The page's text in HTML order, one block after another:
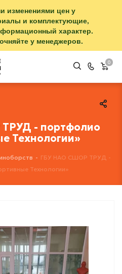
изменениями цен у
и комплектующие,
характер.
у менеджеров.
0
- портфолио
Технологии»
- ГБУ НАО СШОР ТРУД -
Технологии»